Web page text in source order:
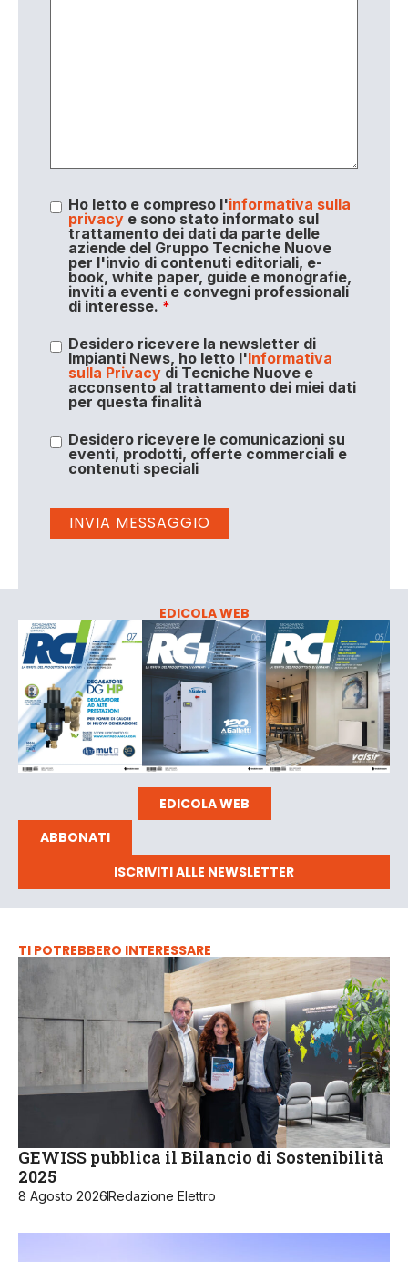
Ho letto e compreso l'informativa sulla
privacye sono stato informato sul
trattamento dei dati da parte delle
aziende del Gruppo Tecniche Nuove
per l'invio di contenuti editoriali, e-
book, white paper, guide e monografie,
inviti a eventi e convegni professionali
di interesse. *
Desidero ricevere la newsletter di
Impianti News, ho letto l'Informativa
sulla Privacydi Tecniche Nuove e
acconsento al trattamento dei miei dati
per questa finalità
Desidero ricevere le comunicazioni su
eventi, prodotti, offerte commerciali e
contenuti speciali
EDICOLA WEB
EDICOLA WEB
ABBONATI
ISCRIVITI ALLE NEWSLETTER
TI POTREBBERO INTERESSARE
GEWISS pubblica il Bilancio di Sostenibilità
2025
8 Agosto 2026Redazione Elettro